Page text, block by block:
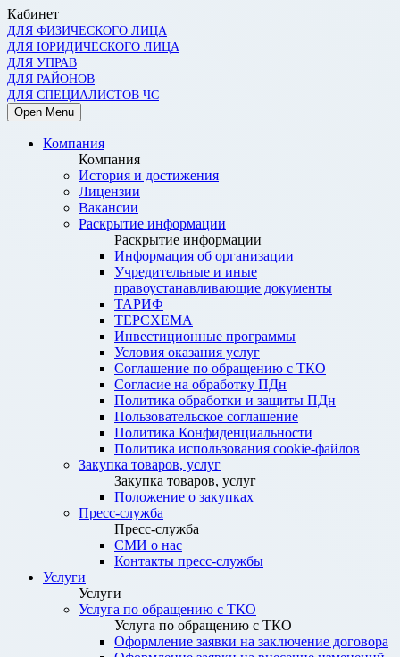
Кабинет
ДЛЯ ФИЗИЧЕСКОГО ЛИЦА
ДЛЯ ЮРИДИЧЕСКОГО ЛИЦА
ДЛЯ УПРАВ
ДЛЯ РАЙОНОВ
ДЛЯ СПЕЦИАЛИСТОВ ЧС
Open Menu
Компания
Компания
История и достижения
Лицензии
Вакансии
Раскрытие информации
Раскрытие информации
Информация об организации
Учредительные и иные
правоустанавливающие документы
ТАРИФ
ТЕРСХЕМА
Инвестиционные программы
Условия оказания услуг
Соглашение по обращению с ТКО
Согласие на обработку ПДн
Политика обработки и защиты ПДн
Пользовательское соглашение
Политика Конфиденциальности
Политика использования cookie-файлов
Закупка товаров, услуг
Закупка товаров, услуг
Положение о закупках
Пресс-служба
Пресс-служба
СМИ о нас
Контакты пресс-службы
Услуги
Услуги
Услуга по обращению с ТКО
Услуга по обращению с ТКО
Оформление заявки на заключение договора